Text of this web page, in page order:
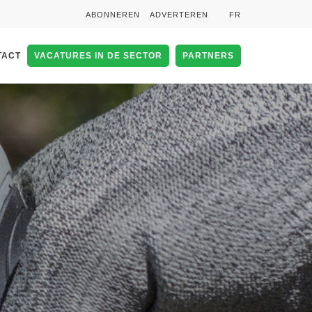
ABONNEREN ADVERTEREN FR
VACATURES IN DE SECTOR PARTNERS